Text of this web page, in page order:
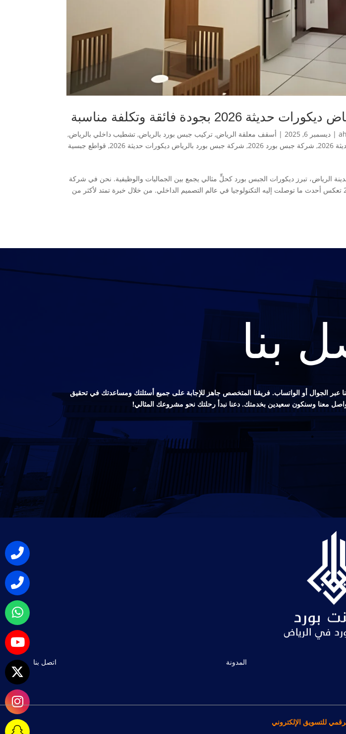
بجودة فائقة وتكلفة مناسبة
| ديسمبر 6, 2025 | أسقف معلقة الرياض, تركيب جبس بورد بالرياض, تشطيب داخلي بالرياض,
, شركة جبس بورد 2026 , شركة جبس بورد بالرياض ديكورات حديثة 2026 , قواطع جبسية
الرياض، تبرز ديكورات الجبس بورد كحلٍّ مثالي يجمع بين الجماليات والوظيفية. نحن في شركة
جبس بورد بالرياض ديكورات حديثة 2026 تعكس أحدث ما توصلت إليه التكنولوجيا في عالم التصميم الداخلي. من خلال خبرة تمتد لأكثر من
بنا
عبر الجوال أو الواتساب. فريقنا المتخصص جاهز للإجابة على جميع أسئلتك ومساعدتك في تحقيق
معنا وسنكون سعيدين بخدمتك. دعنا نبدأ رحلتك نحو مشروعك المثالي!
المدونة اتصل بنا
للتسويق الإلكتروني